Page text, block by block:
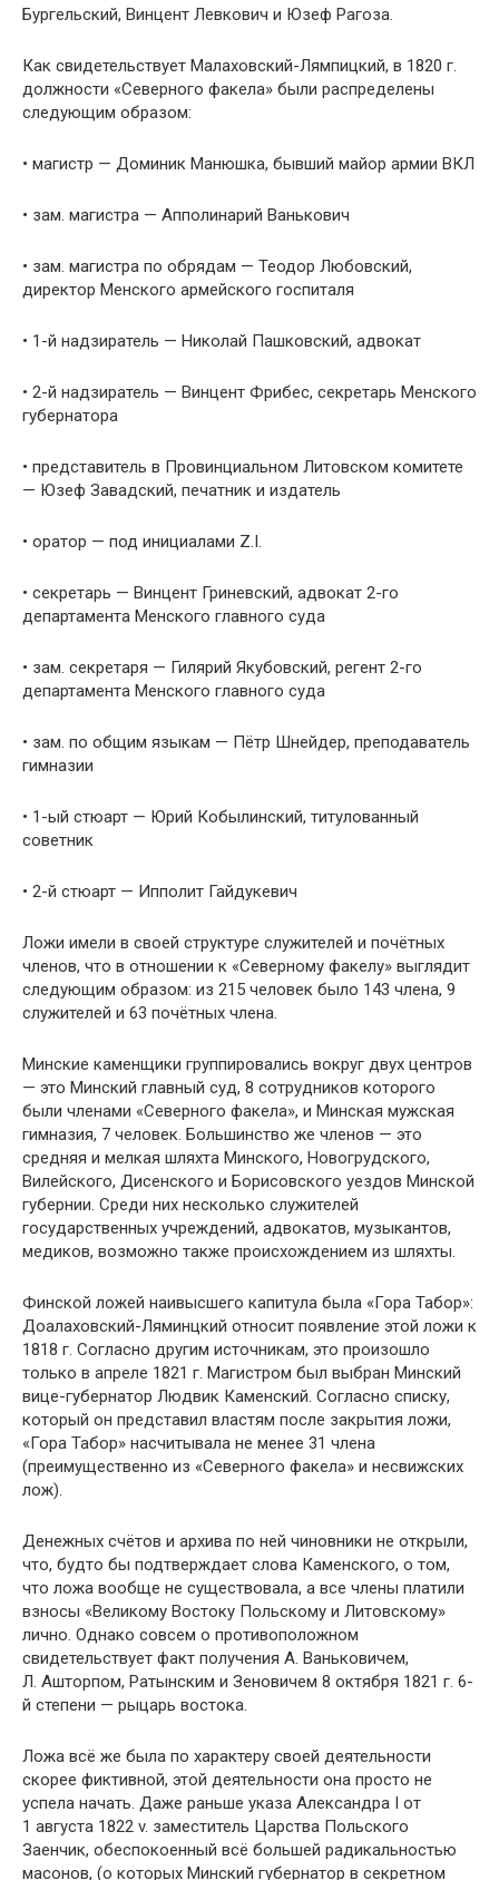
Бургельский, Винцент Левкович и Юзеф Рагоза.
Как свидетельствует Малаховский-Лямпицкий, в 1820 г.
должности «Северного факела» были распределены
следующим образом:
• магистр — Доминик Манюшка, бывший майор армии ВКЛ
• зам. магистра — Апполинарий Ванькович
• зам. магистра по обрядам — Теодор Любовский,
директор Менского армейского госпиталя
• 1-й надзиратель — Николай Пашковский, адвокат
• 2-й надзиратель — Винцент Фрибес, секретарь Менского
губернатора
• представитель в Провинциальном Литовском комитете
— Юзеф Завадский, печатник и издатель
• оратор — под инициалами Z.I.
• секретарь — Винцент Гриневский, адвокат 2-го
департамента Менского главного суда
• зам. секретаря — Гилярий Якубовский, регент 2-го
департамента Менского главного суда
• зам. по общим языкам — Пётр Шнейдер, преподаватель
гимназии
• 1-ый стюарт — Юрий Кобылинский, титулованный
советник
• 2-й стюарт — Ипполит Гайдукевич
Ложи имели в своей структуре служителей и почётных
членов, что в отношении к «Северному факелу» выглядит
следующим образом: из 215 человек было 143 члена, 9
служителей и 63 почётных члена.
Минские каменщики группировались вокруг двух центров
— это Минский главный суд, 8 сотрудников которого
были членами «Северного факела», и Минская мужская
гимназия, 7 человек. Большинство же членов — это
средняя и мелкая шляхта Минского, Новогрудского,
Вилейского, Дисенского и Борисовского уездов Минской
губернии. Среди них несколько служителей
государственных учреждений, адвокатов, музыкантов,
медиков, возможно также происхождением из шляхты.
Финской ложей наивысшего капитула была «Гора Табор»:
Доалаховский-Ляминцкий относит появление этой ложи к
1818 г. Согласно другим источникам, это произошло
только в апреле 1821 г. Магистром был выбран Минский
вице-губернатор Людвик Каменский. Согласно списку,
который он представил властям после закрытия ложи,
«Гора Табор» насчитывала не менее 31 члена
(преимущественно из «Северного факела» и несвижских
лож).
Денежных счётов и архива по ней чиновники не открыли,
что, будто бы подтверждает слова Каменского, о том,
что ложа вообще не существовала, а все члены платили
взносы «Великому Востоку Польскому и Литовскому»
лично. Однако совсем о противоположном
свидетельствует факт получения А. Ваньковичем,
Л. Ашторпом, Ратынским и Зеновичем 8 октября 1821 г. 6-
й степени — рыцарь востока.
Ложа всё же была по характеру своей деятельности
скорее фиктивной, этой деятельности она просто не
успела начать. Даже раньше указа Александра I от
1 августа 1822 v. заместитель Царства Польского
Заенчик, обеспокоенный всё большей радикальностью
масонов, (о которых Минский губернатор в секретном